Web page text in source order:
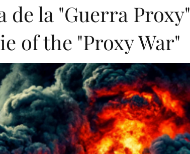
Books Printed Books Artificial Intelligence
Hindi Turkish (Publications) Portuguese
la "Guerra Proxy"
of the "Proxy War"